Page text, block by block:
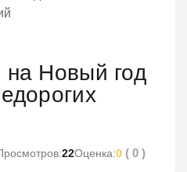
на Новый год
22Оценка:0 ( 0 )